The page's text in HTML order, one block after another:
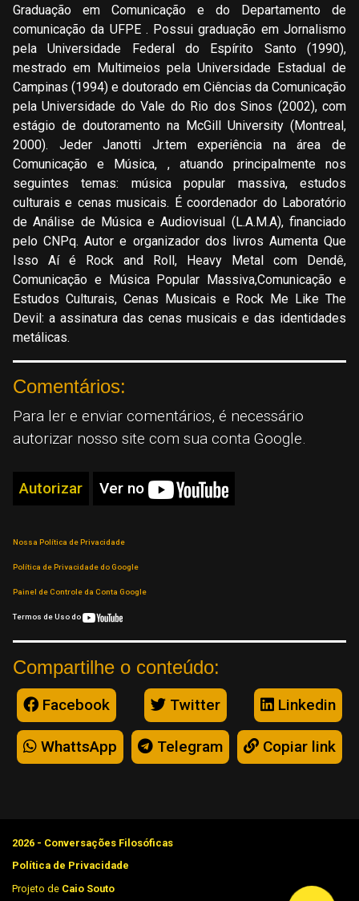
Graduação em Comunicação e do Departamento de
comunicação da UFPE . Possui graduação em Jornalismo
pela Universidade Federal do Espírito Santo (1990),
mestrado em Multimeios pela Universidade Estadual de
Campinas (1994) e doutorado em Ciências da Comunicação
pela Universidade do Vale do Rio dos Sinos (2002), com
estágio de doutoramento na McGill University (Montreal,
2000). Jeder Janotti Jr.tem experiência na área de
Comunicação e Música, , atuando principalmente nos
seguintes temas: música popular massiva, estudos
culturais e cenas musicais. É coordenador do Laboratório
de Análise de Música e Audiovisual (L.A.M.A), financiado
pelo CNPq. Autor e organizador dos livros Aumenta Que
Isso Aí é Rock and Roll, Heavy Metal com Dendê,
Comunicação e Música Popular Massiva,Comunicação e
Estudos Culturais, Cenas Musicais e Rock Me Like The
Devil: a assinatura das cenas musicais e das identidades
metálicas.
Comentários:
Para ler e enviar comentários, é necessário
autorizar nosso site com sua conta Google.
Autorizar Ver no
Nossa Política de Privacidade
Política de Privacidade do Google
Painel de Controle da Conta Google
Termos de Uso do
Compartilhe o conteúdo:
Facebook Twitter Linkedin
WhattsApp Telegram Copiar link
2026 - Conversações Filosóficas
Política de Privacidade
Projeto de Caio Souto